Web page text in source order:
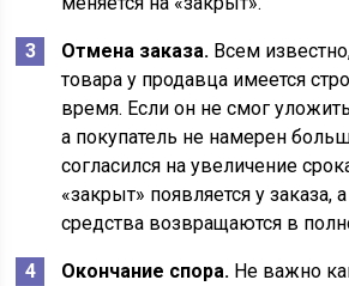
Отмена заказа. Всем
товара у продавца имеется
время. Если он не смог
а покупатель не намерен
согласился на увеличение
«закрыт» появляется у
средства возвращаются в
Окончание спора. Не важно